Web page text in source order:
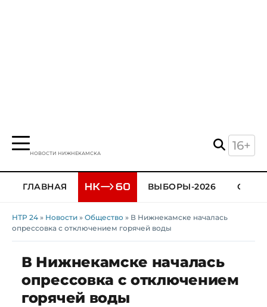
НОВОСТИ НИЖНЕКАМСКА
16+
ГЛАВНАЯ ВЫБОРЫ-2026
НТР 24 » Новости » Общество » В Нижнекамске началась
опрессовка с отключением горячей воды
В Нижнекамске началась
опрессовка с отключением
горячей воды